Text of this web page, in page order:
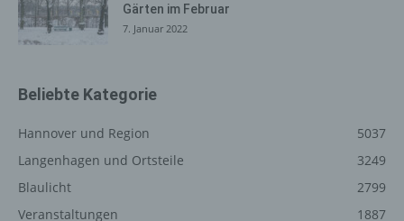
Gärten im Februar
7. Januar 2022
Beliebte Kategorie
Hannover und Region
5037
Langenhagen und Ortsteile
3249
Blaulicht
2799
Veranstaltungen
1887
Vorschriften Angaben, die eine schnelle elektronische
Kontaktaufnahme zu unserem Unternehmen sowie eine
elektronischen Post (E-Mail-Adresse) umfasst. Sofern
Kontaktformular den Kontakt mit dem für die
Verarbeitung Verantwortlichen aufnimmt, werden die von
Solche auf freiwilliger Basis von einer betroffenen Person